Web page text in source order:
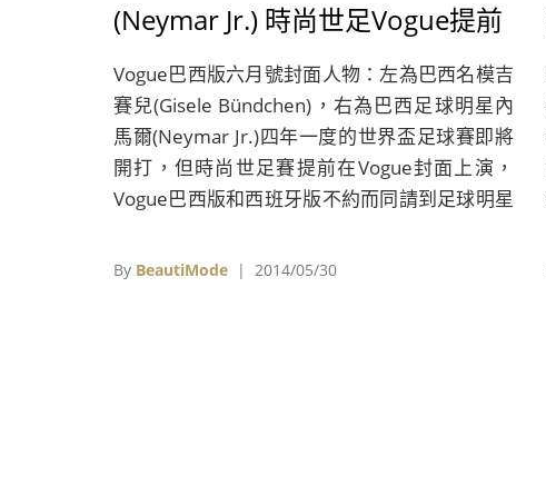
(Neymar Jr.) 時尚世足Vogue提前
開打
Vogue巴西版六月號封面人物：左為巴西名模吉
賽兒(Gisele Bündchen)，右為巴西足球明星內
馬爾(Neymar Jr.)四年一度的世界盃足球賽即將
開打，但時尚世足賽提前在Vogue封面上演，
Vogue巴西版和西班牙版不約而同請到足球明星
月號封面寫著「世界冠軍，而盃賽甚至還沒開
By BeautiMode | 2014/05/30